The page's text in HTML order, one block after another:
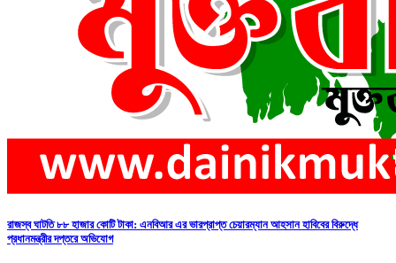
রাজস্ব ঘাটতি ৮৮ হাজার কোটি টাকা: এনবিআর এর ভারপ্রাপ্ত চেয়ারম্যান আহসান হাবিবের বিরুদ্ধে
প্রধানমন্ত্রীর দপ্তরে অভিযোগ